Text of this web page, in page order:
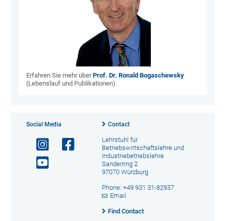
Erfahren Sie mehr überProf. Dr. Ronald Bogaschewsky
(Lebenslauf und Publikationen).
Social Media Contact
Lehrstuhl für
Betriebswirtschaftslehre und
Industriebetriebslehre
Sanderring 2
97070 Würzburg
Phone: +49 931 31-82937
Email
Find Contact